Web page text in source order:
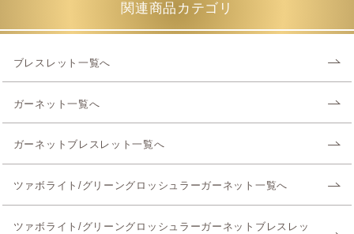
関連商品カテゴリ
ブレスレット一覧へ
ガーネット一覧へ
ガーネットブレスレット一覧へ
ツァボライト/グリーングロッシュラーガーネット一覧へ
ツァボライト/グリーングロッシュラーガーネットブレスレッ